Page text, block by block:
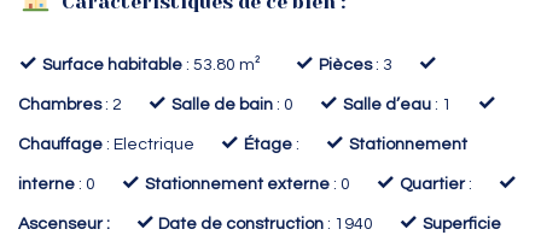
✓ Surface habitable : 53.80 m² ✓ Pièces: 3 ✓
Chambres: 2 ✓ Salle de bain : 0 ✓ Salle d’eau : 1 ✓
Chauffage : Electrique ✓ Étage : ✓ Stationnement
interne : 0 ✓ Stationnement externe : 0 ✓ Quartier: ✓
Ascenseur : ✓ Date de construction : 1940 ✓ Superficie